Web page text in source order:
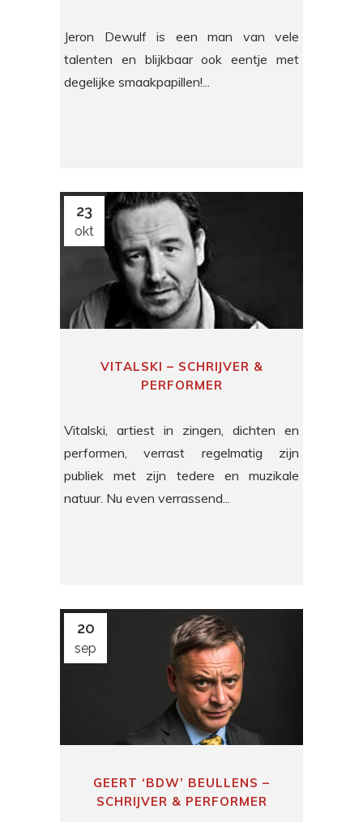
Jeron Dewulf is een man van vele
talenten en blijkbaar ook eentje met
degelijke smaakpapillen!...
23
okt
VITALSKI – SCHRIJVER &
PERFORMER
Vitalski, artiest in zingen, dichten en
performen, verrast regelmatig zijn
publiek met zijn tedere en muzikale
natuur. Nu even verrassend...
20
sep
GEERT ‘BDW’ BEULLENS –
SCHRIJVER & PERFORMER